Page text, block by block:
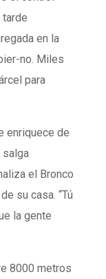
tarde
en la
no. Miles
para
enriquece de
salga
el Bronco
su casa. “Tú
la gente
8000 metros